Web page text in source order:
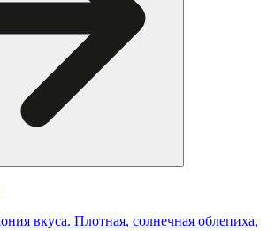
вкуса. Плотная, солнечная облепиха,